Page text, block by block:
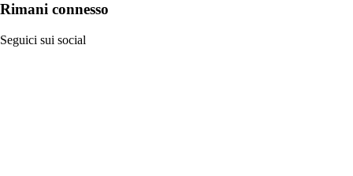
Rimani connesso
Seguici sui social